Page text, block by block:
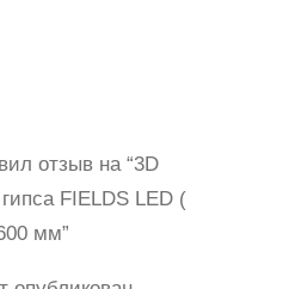
отзыв на “3D
FIELDS LED (
мм”